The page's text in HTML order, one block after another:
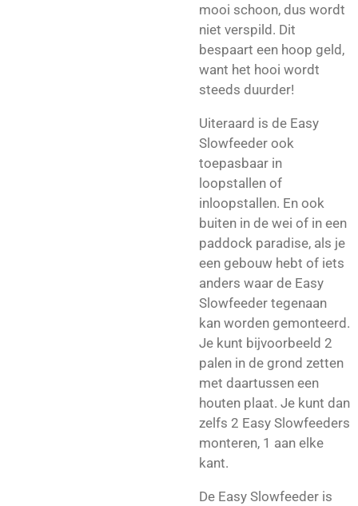
mooi schoon, dus wordt
niet verspild. Dit
bespaart een hoop geld,
want het hooi wordt
steeds duurder!
Uiteraard is de Easy
Slowfeeder ook
toepasbaar in
loopstallen of
inloopstallen. En ook
buiten in de wei of in een
paddock paradise, als je
een gebouw hebt of iets
anders waar de Easy
Slowfeeder tegenaan
kan worden gemonteerd.
Je kunt bijvoorbeeld 2
palen in de grond zetten
met daartussen een
houten plaat. Je kunt dan
zelfs 2 Easy Slowfeeders
monteren, 1 aan elke
kant.
De Easy Slowfeeder is